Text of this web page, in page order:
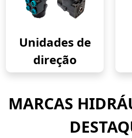
Unidades de
direção
MARCAS